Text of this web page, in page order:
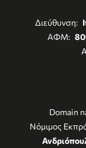
Διεύθυνση:
ΑΦΜ:
Domain
Νόμιμος